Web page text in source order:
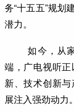
务“十五五”规划
潜力。
如今，从家
端，广电视听
新、技术创新
展注入强劲动力。